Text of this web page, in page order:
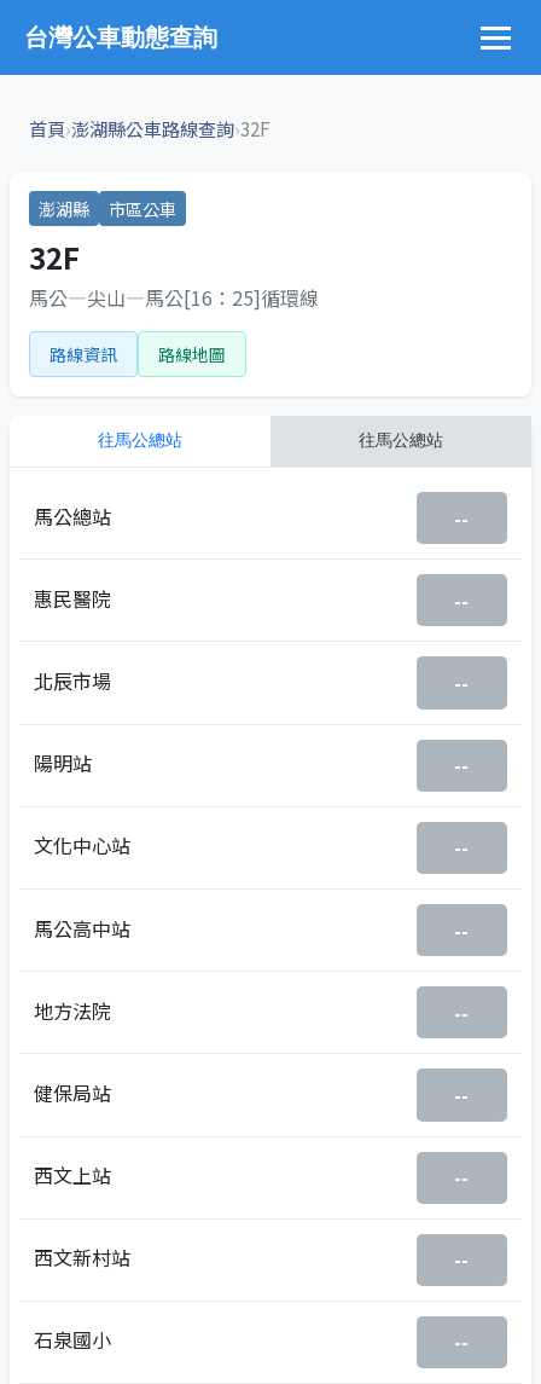
台灣公車動態查詢
首頁›澎湖縣公車路線查詢›32F
澎湖縣 市區公車
32F
馬公—尖山—馬公[16：25]循環線
路線資訊 路線地圖
往馬公總站 往馬公總站
馬公總站 --
惠民醫院 --
北辰市場 --
陽明站 --
文化中心站 --
馬公高中站 --
地方法院 --
健保局站 --
西文上站 --
西文新村站 --
石泉國小 --